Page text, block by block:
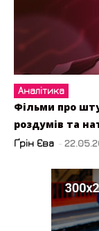
Аналітика
Фільми про
роздумів та
Ґрін Єва -